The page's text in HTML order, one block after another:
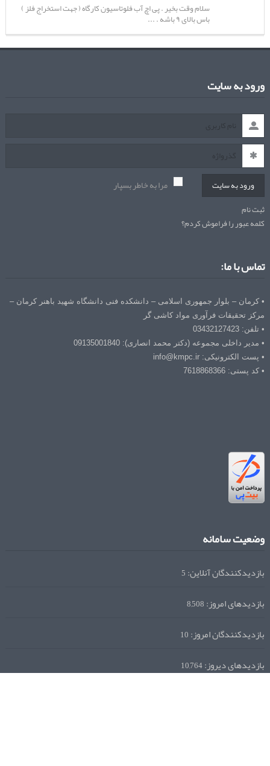
سلام وقت بخیر . پی اچ آب فلوتاسیون کارگاه ( جهت استخراج فلز )
باس بالای ۹ باشه . ...
ورود به سایت
ورود به سایت مرا به خاطر بسپار
ثبت نام
کلمه عبور را فراموش کردم؟
تماس با ما:
• کرمان – بلوار جمهوری اسلامی – دانشکده فنی دانشگاه شهید باهنر کرمان –
مرکز تحقیقات فرآوری مواد کاشی گر
• تلفن: 03432127423
• مدیر داخلی مجموعه (دکتر محمد انصاری): 09135001840
• پست الکترونیکی: info@kmpc.ir
• کد پستی: 7618868366
وضعیت سامانه
بازدیدکنندگان آنلاین:5
بازدیدهای امروز:8,508
بازدیدکنندگان امروز:10
بازدیدهای دیروز:10,764